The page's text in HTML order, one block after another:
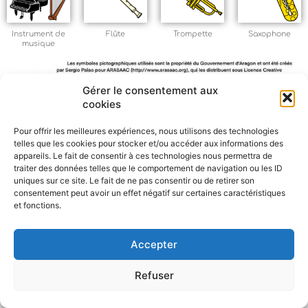
Gérer le consentement aux
cookies
Pour offrir les meilleures expériences, nous utilisons des technologies
telles que les cookies pour stocker et/ou accéder aux informations des
appareils. Le fait de consentir à ces technologies nous permettra de
traiter des données telles que le comportement de navigation ou les ID
uniques sur ce site. Le fait de ne pas consentir ou de retirer son
consentement peut avoir un effet négatif sur certaines caractéristiques
et fonctions.
Accepter
Refuser
Instrument de
musique
Flûte Trompette Saxophone
F
a
c
e
W
h
a
t
M
e
s
s
e
r
P
a
r
t